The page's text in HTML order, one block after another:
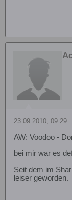
23.09.2010, 09:29
AW: Voodoo -
bei mir war es
Seit dem im
leiser geworden.